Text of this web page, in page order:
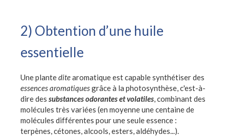
2) Obtention d’une huile
essentielle
Une planteditearomatique est capable synthétiser des
essences aromatiquesgrâce à la photosynthèse, c'est-à-
dire des substances odorantes et volatiles, combinant des
molécules très variées (en moyenne une centaine de
molécules différentes pour une seule essence :
terpènes, cétones, alcools, esters, aldéhydes...).